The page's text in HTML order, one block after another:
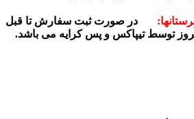
در صورت ثبت سفارش تا قبل
توسط تیپاکس و پس کرایه می باشد.